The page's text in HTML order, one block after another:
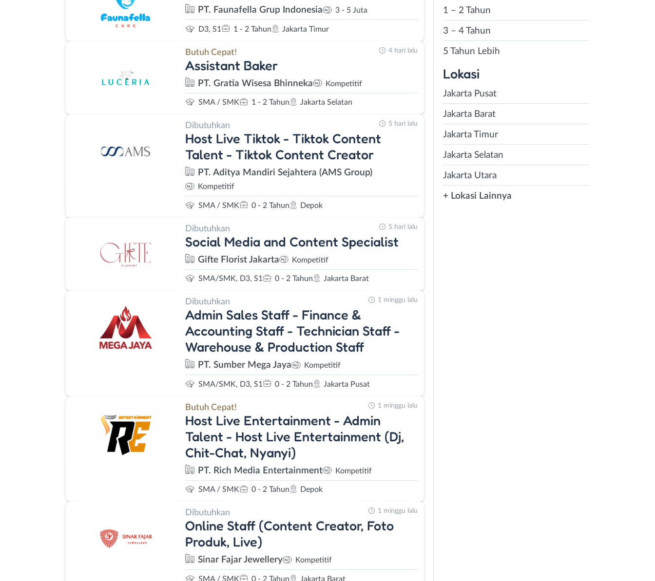
PT. Faunafella Grup Indonesia 3 - 5 Juta
D3, S1 1 - 2 Tahun Jakarta Timur
Butuh Cepat!
Assistant Baker
PT. Gratia Wisesa Bhinneka Kompetitif
SMA / SMK 1 - 2 Tahun Jakarta Selatan
4 hari lalu
Dibutuhkan
Host Live Tiktok - Tiktok Content
Talent - Tiktok Content Creator
PT. Aditya Mandiri Sejahtera (AMS Group)
Kompetitif
SMA / SMK 0 - 2 Tahun Depok
5 hari lalu
Dibutuhkan
Social Media and Content Specialist
Gifte Florist Jakarta Kompetitif
SMA/SMK, D3, S1 0 - 2 Tahun Jakarta Barat
5 hari lalu
Dibutuhkan
Admin Sales Staff - Finance &
Accounting Staff - Technician Staff -
Warehouse & Production Staff
PT. Sumber Mega Jaya Kompetitif
SMA/SMK, D3, S1 0 - 2 Tahun Jakarta Pusat
1 minggu lalu
Butuh Cepat!
Host Live Entertainment - Admin
Talent - Host Live Entertainment (Dj,
Chit-Chat, Nyanyi)
PT. Rich Media Entertainment Kompetitif
SMA / SMK 0 - 2 Tahun Depok
1 minggu lalu
Dibutuhkan
Online Staff (Content Creator, Foto
Produk, Live)
Sinar Fajar Jewellery Kompetitif
SMA / SMK 0 - 2 Tahun Jakarta Barat
1 minggu lalu
1 – 2 Tahun
3 – 4 Tahun
5 Tahun Lebih
Lokasi
Jakarta Pusat
Jakarta Barat
Jakarta Timur
Jakarta Selatan
Jakarta Utara
+ Lokasi Lainnya